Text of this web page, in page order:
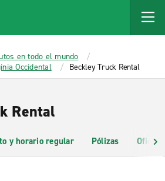
en todo el mundo
Occidental Beckley Truck Rental
Rental
y horario regular Pólizas